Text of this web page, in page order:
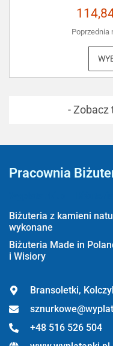
Poprzednia
- Zobacz
Pracownia
Biżuteria z kamieni
wykonane
Biżuteria Made in
i Wisiory
Bransoletki,
+48 516 526 504